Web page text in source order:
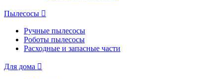
Пылесосы
Ручные пылесосы
Роботы пылесосы
Расходные и запасные части
Для дома